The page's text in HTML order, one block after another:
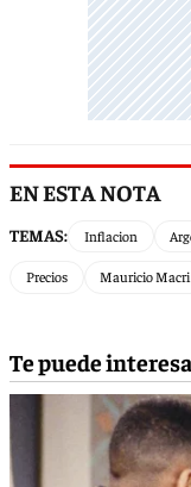
EN ESTA NOTA
TEMAS: Inflacion
Precios Mauricio Macri